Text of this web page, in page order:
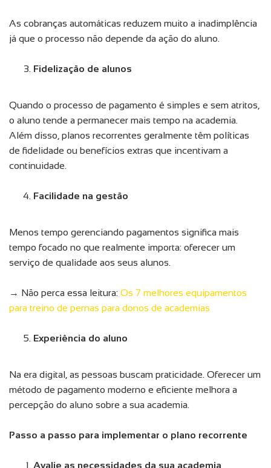
As cobranças automáticas reduzem muito a inadimplência
já que o processo não depende da ação do aluno.
Fidelização de alunos
Quando o processo de pagamento é simples e sem atritos,
o aluno tende a permanecer mais tempo na academia.
Além disso, planos recorrentes geralmente têm políticas
de fidelidade ou benefícios extras que incentivam a
continuidade.
Facilidade na gestão
Menos tempo gerenciando pagamentos significa mais
tempo focado no que realmente importa: oferecer um
serviço de qualidade aos seus alunos.
→ Não perca essa leitura: Os 7 melhores equipamentos
para treino de pernas para donos de academias
Experiência do aluno
Na era digital, as pessoas buscam praticidade. Oferecer um
método de pagamento moderno e eficiente melhora a
percepção do aluno sobre a sua academia.
Passo a passo para implementar o plano recorrente
Avalie as necessidades da sua academia